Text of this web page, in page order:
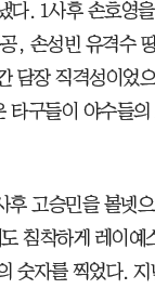
다. 1사후 손호영
, 손성빈 유격수
담장 직격성이었
타구들이 야수들
후 고승민을 볼넷
침착하게 레이예
숫자를 찍었다. 지